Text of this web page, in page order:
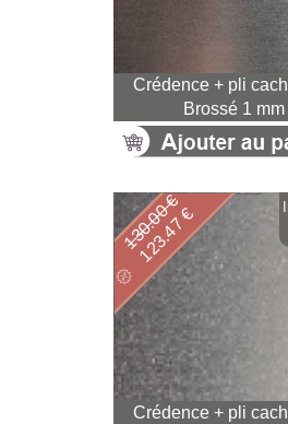
Crédence + pli
Brossé 1 mm
Crédence + pli
123.47 €
130.00 €